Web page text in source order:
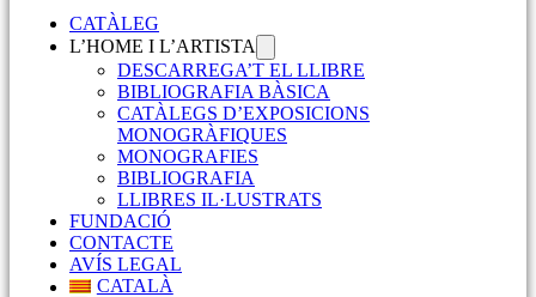
CATÀLEG
L’HOME I L’ARTISTA
DESCARREGA’T EL LLIBRE
BIBLIOGRAFIA BÀSICA
CATÀLEGS D’EXPOSICIONS
MONOGRÀFIQUES
MONOGRAFIES
BIBLIOGRAFIA
LLIBRES IL·LUSTRATS
FUNDACIÓ
CONTACTE
AVÍS LEGAL
CATALÀ